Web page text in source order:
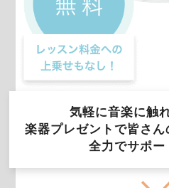
気軽に音楽に触
楽器プレゼントで皆さ
全力でサポー